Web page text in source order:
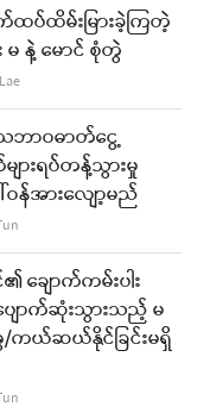
ထပ်ထိမ်းမြားခဲ့ကြတဲ့
မ နဲ့ မောင် စုံတွဲ
ဘာဝဓာတ်ငွေ့
ျားရပ်တန့်သွားမှု
ဝန်အားလျော့မည်
ချောက်ကမ်းပါး
ောက်ဆုံးသွားသည့် မ
ယ်ဆယ်နိုင်ခြင်းမရှိ